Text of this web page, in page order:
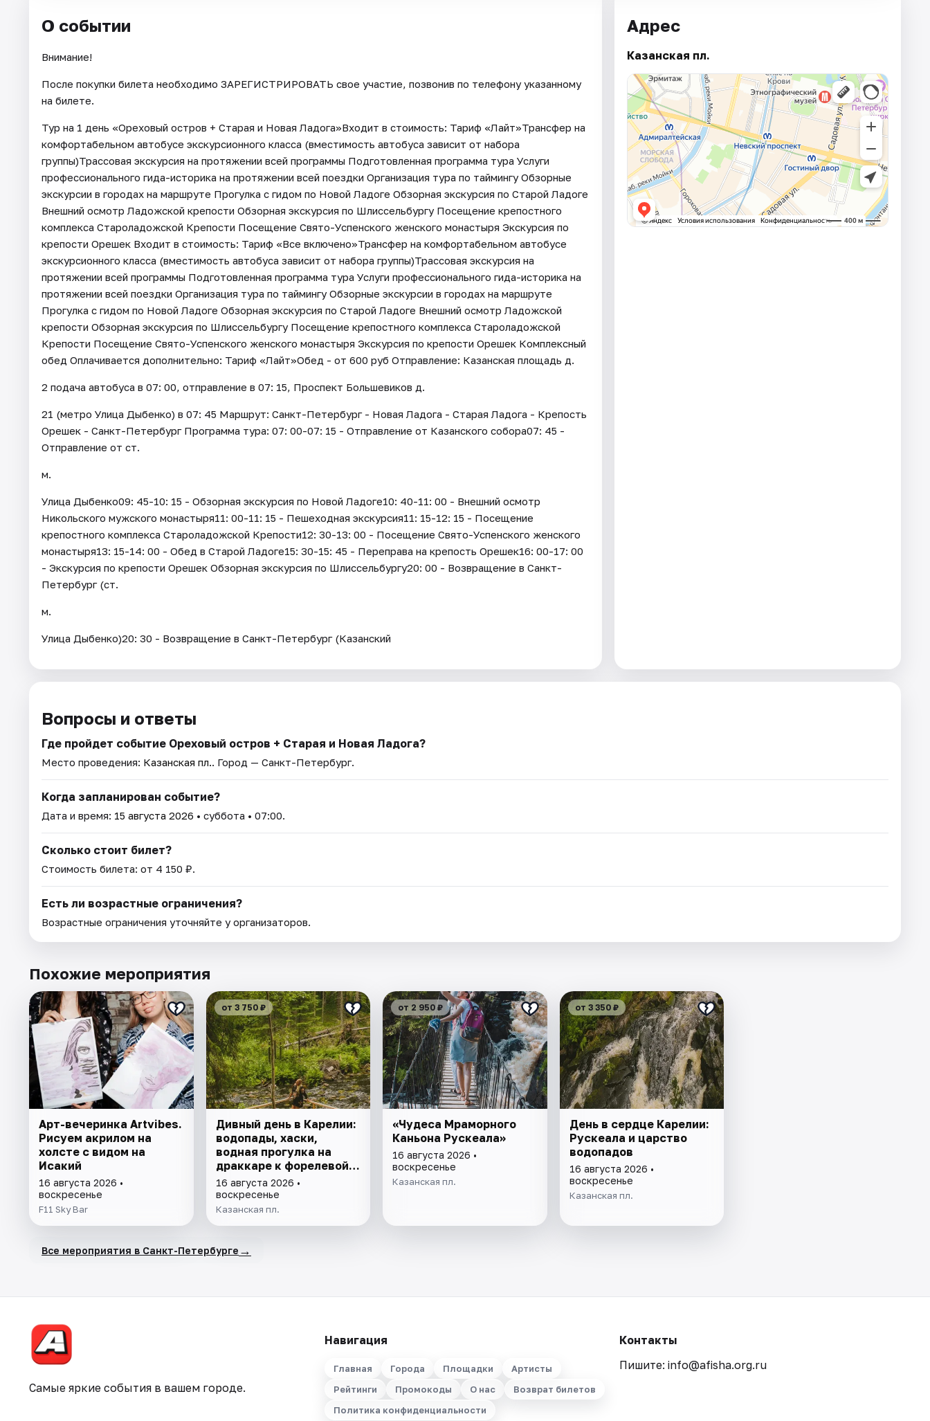
О событии
Внимание!
После покупки билета необходимо ЗАРЕГИСТРИРОВАТЬ свое участие, позвонив по телефону указанному
на билете.
Тур на 1 день «Ореховый остров + Старая и Новая Ладога»Входит в стоимость: Тариф «Лайт»Трансфер на
комфортабельном автобусе экскурсионного класса (вместимость автобуса зависит от набора
группы)Трассовая экскурсия на протяжении всей программы Подготовленная программа тура Услуги
профессионального гида-историка на протяжении всей поездки Организация тура по таймингу Обзорные
экскурсии в городах на маршруте Прогулка с гидом по Новой Ладоге Обзорная экскурсия по Старой Ладоге
Внешний осмотр Ладожской крепости Обзорная экскурсия по Шлиссельбургу Посещение крепостного
комплекса Староладожской Крепости Посещение Свято-Успенского женского монастыря Экскурсия по
крепости Орешек Входит в стоимость: Тариф «Все включено»Трансфер на комфортабельном автобусе
экскурсионного класса (вместимость автобуса зависит от набора группы)Трассовая экскурсия на
протяжении всей программы Подготовленная программа тура Услуги профессионального гида-историка на
протяжении всей поездки Организация тура по таймингу Обзорные экскурсии в городах на маршруте
Прогулка с гидом по Новой Ладоге Обзорная экскурсия по Старой Ладоге Внешний осмотр Ладожской
крепости Обзорная экскурсия по Шлиссельбургу Посещение крепостного комплекса Староладожской
Крепости Посещение Свято-Успенского женского монастыря Экскурсия по крепости Орешек Комплексный
обед Оплачивается дополнительно: Тариф «Лайт»Обед - от 600 руб Отправление: Казанская площадь д.
2 подача автобуса в 07: 00, отправление в 07: 15, Проспект Большевиков д.
21 (метро Улица Дыбенко) в 07: 45 Маршрут: Санкт-Петербург - Новая Ладога - Старая Ладога - Крепость
Орешек - Санкт-Петербург Программа тура: 07: 00-07: 15 - Отправление от Казанского собора07: 45 -
Отправление от ст.
м.
Улица Дыбенко09: 45-10: 15 - Обзорная экскурсия по Новой Ладоге10: 40-11: 00 - Внешний осмотр
Никольского мужского монастыря11: 00-11: 15 - Пешеходная экскурсия11: 15-12: 15 - Посещение
крепостного комплекса Староладожской Крепости12: 30-13: 00 - Посещение Свято-Успенского женского
монастыря13: 15-14: 00 - Обед в Старой Ладоге15: 30-15: 45 - Переправа на крепость Орешек16: 00-17: 00
- Экскурсия по крепости Орешек Обзорная экскурсия по Шлиссельбургу20: 00 - Возвращение в Санкт-
Петербург (ст.
м.
Улица Дыбенко)20: 30 - Возвращение в Санкт-Петербург (Казанский
Адрес
Казанская пл.
Вопросы и ответы
Где пройдет событие Ореховый остров + Старая и Новая Ладога?
Место проведения: Казанская пл.. Город — Санкт-Петербург.
Когда запланирован событие?
Дата и время: 15 августа 2026 • суббота • 07:00.
Сколько стоит билет?
Стоимость билета: от 4 150 ₽.
Есть ли возрастные ограничения?
Возрастные ограничения уточняйте у организаторов.
Похожие мероприятия
Арт-вечеринка Artvibes.
Рисуем акрилом на
холсте с видом на
Исакий
16 августа 2026 •
воскресенье
F11 Sky Bar
от 3 750 ₽
Дивный день в Карелии:
водопады, хаски,
водная прогулка на
драккаре к форелевой
ферме
16 августа 2026 •
воскресенье
Казанская пл.
от 2 950 ₽
«Чудеса Мраморного
Каньона Рускеала»
16 августа 2026 •
воскресенье
Казанская пл.
от 3 350 ₽
День в сердце Карелии:
Рускеала и царство
водопадов
16 августа 2026 •
воскресенье
Казанская пл.
Все мероприятия в Санкт-Петербурге →
Самые яркие события в вашем городе.
Навигация
Главная Города Площадки
Артисты
Рейтинги
Промокоды О нас
Возврат билетов
Политика конфиденциальности
Контакты
Пишите: info@afisha.org.ru